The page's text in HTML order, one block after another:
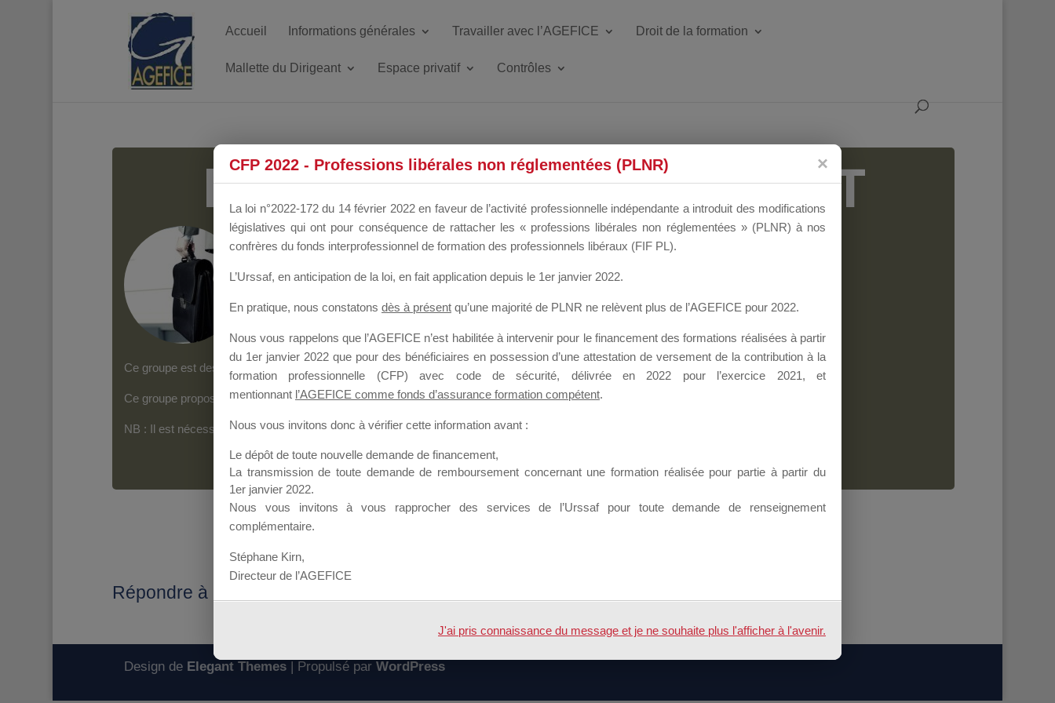
Accueil Informations générales Travailler avec l’AGEFICE Droit de la formation
Mallette du Dirigeant Espace privatif Contrôles
MALLETTE DU DIRIGEANT
Groupe Public il y a un mois
Ce groupe est destiné aux Organismes de Formation qui souhaitent répondre à l’Appel à Propositions Mallette du Dirigeant.
Ce groupe propose un forum dédié au support sur lequel il est possible de laisser un message ou poser une question.
NB : Il est nécessaire d’êtreinscrit(e)pour pouvoir rejoindre ce groupe
Répondre à : point sur les dossiers
Design de Elegant Themes| Propulsé par WordPress
CFP 2022 - Professions libérales non réglementées (PLNR)
La loi n°2022-172 du 14 février 2022 en faveur de l’activité professionnelle indépendante a introduit des modifications
législatives qui ont pour conséquence de rattacher les « professions libérales non réglementées » (PLNR) à nos
confrères du fonds interprofessionnel de formation des professionnels libéraux (FIF PL).
L’Urssaf, en anticipation de la loi, en fait application depuis le 1er janvier 2022.
En pratique, nous constatons dès à présent qu’une majorité de PLNR ne relèvent plus de l’AGEFICE pour 2022.
Nous vous rappelons que l’AGEFICE n’est habilitée à intervenir pour le financement des formations réalisées à partir
du 1er janvier 2022 que pour des bénéficiaires en possession d’une attestation de versement de la contribution à la
formation professionnelle (CFP) avec code de sécurité, délivrée en 2022 pour l’exercice 2021, et
mentionnant l’AGEFICE comme fonds d’assurance formation compétent.
Nous vous invitons donc à vérifier cette information avant :
Le dépôt de toute nouvelle demande de financement,
La transmission de toute demande de remboursement concernant une formation réalisée pour partie à partir du
1er janvier 2022.
Nous vous invitons à vous rapprocher des services de l’Urssaf pour toute demande de renseignement
complémentaire.
Stéphane Kirn,
Directeur de l’AGEFICE
J'ai pris connaissance du message et je ne souhaite plus l'afficher à l'avenir.